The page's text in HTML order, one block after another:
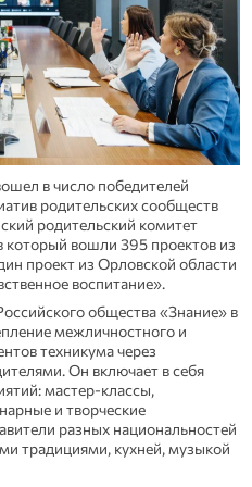
в число победителей
родительских сообществ
родительский комитет
который вошли 395 проектов из
проект из Орловской области
воспитание».
общества «Знание» в
межличностного и
техникума через
Он включает в себя
мастер-классы,
и творческие
разных национальностей
традициями, кухней, музыкой